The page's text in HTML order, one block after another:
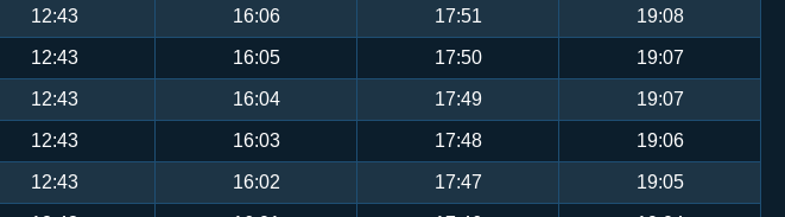
12:43 16:06 17:51 19:08
12:43 16:05 17:50 19:07
12:43 16:04 17:49 19:07
12:43 16:03 17:48 19:06
12:43 16:02 17:47 19:05